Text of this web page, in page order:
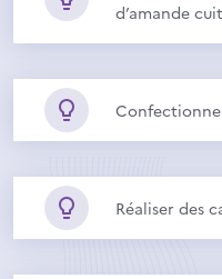
d’amande
Réaliser des